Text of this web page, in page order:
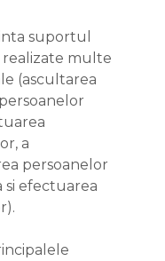
suportul
realizate multe
(ascultarea
a
persoanelor
si efectuarea